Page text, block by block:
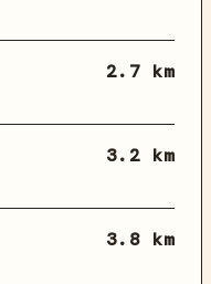
2.7 km
3.2 km
3.8 km